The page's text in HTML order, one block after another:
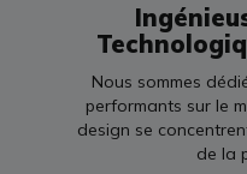
Nous sommes
performants sur le
design se
de la